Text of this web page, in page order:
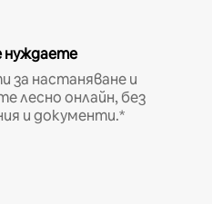
нуждаете
настаняване и
лесно онлайн, без
и документи.*